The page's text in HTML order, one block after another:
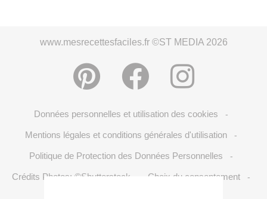
www.mesrecettesfaciles.fr ©ST MEDIA 2026
Données personnelles et utilisation des cookies -
Mentions légales et conditions générales d'utilisation -
Politique de Protection des Données Personnelles -
Crédits Photos: ©Shutterstock Choix du consentement -